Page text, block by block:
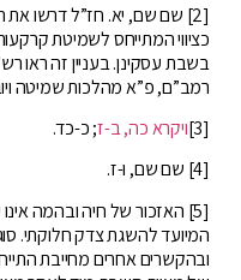
כציווי המתייחס לשמיטת
בשבת עסקינן. בעניין זה ראו
רמב”ם, פ”א מהלכות שמיטה
ויקרא כה, ב-ז; כ-כד.
[5] האזכור של חיה ובהמה
המיועד להשגת צדק חלוקתי.
ובהקשרים אחרים מחייבת